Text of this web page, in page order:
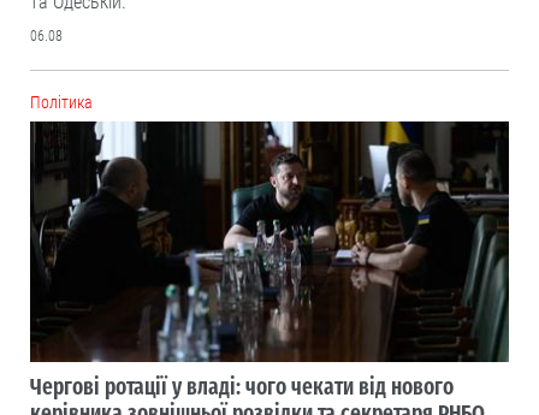
06.08
Політика
Чергові ротації у владі: чого чекати від нового